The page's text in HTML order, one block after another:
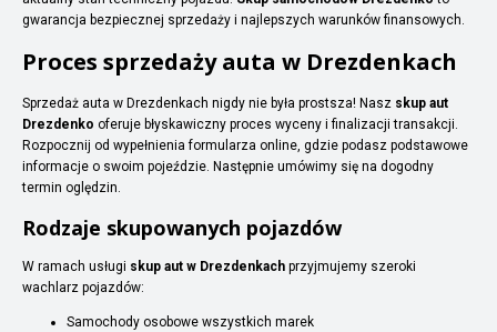
gwarancja bezpiecznej sprzedaży i najlepszych warunków finansowych.
Proces sprzedaży auta w Drezdenkach
Sprzedaż auta w Drezdenkach nigdy nie była prostsza! Nasz skup aut
Drezdenko oferuje błyskawiczny proces wyceny i finalizacji transakcji.
Rozpocznij od wypełnienia formularza online, gdzie podasz podstawowe
informacje o swoim pojeździe. Następnie umówimy się na dogodny
termin oględzin.
Rodzaje skupowanych pojazdów
W ramach usługi skup aut w Drezdenkach przyjmujemy szeroki
wachlarz pojazdów:
Samochody osobowe wszystkich marek